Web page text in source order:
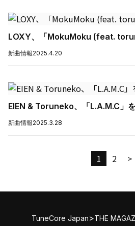
LOXY、「MokuMoku (feat.
新曲情報2025.4.20
EIEN & Toruneko、「L.A.M.C」
新曲情報2025.3.28
1 2 >
TuneCore Japan>THE